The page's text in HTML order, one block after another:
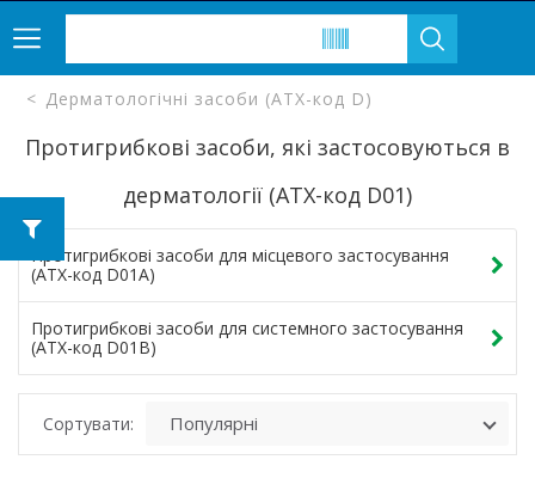
Дерматологічні засоби (ATX-код D)
Протигрибкові засоби, які застосовуються в
дерматології (ATX-код D01)
Протигрибкові засоби для місцевого застосування
(ATX-код D01A)
Протигрибкові засоби для системного застосування
(ATX-код D01B)
Сортувати: